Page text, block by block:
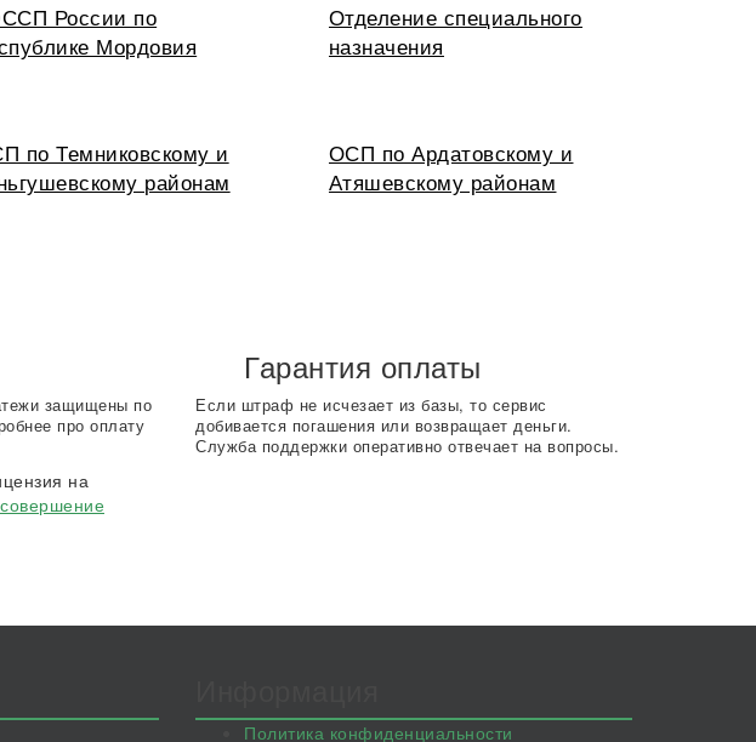
России по
Мордовия
Отделение специального
назначения
по Темниковскому и
районам
ОСП по Ардатовскому и
Атяшевскому районам
защищены по
про оплату
на
Гарантия оплаты
Если штраф не исчезает из базы, то сервис
добивается погашения или возвращает деньги.
Служба поддержки оперативно отвечает на вопросы.
Политика конфиденциальности